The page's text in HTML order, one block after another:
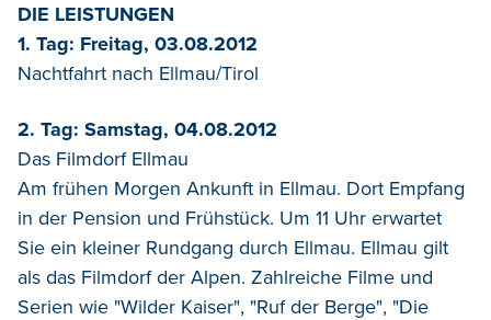
DIE LEISTUNGEN
1. Tag: Freitag, 03.08.2012
Nachtfahrt nach Ellmau/Tirol
2. Tag: Samstag, 04.08.2012
Das Filmdorf Ellmau
Am frühen Morgen Ankunft in Ellmau. Dort Empfang
in der Pension und Frühstück. Um 11 Uhr erwartet
Sie ein kleiner Rundgang durch Ellmau. Ellmau gilt
als das Filmdorf der Alpen. Zahlreiche Filme und
Serien wie "Wilder Kaiser", "Ruf der Berge", "Die